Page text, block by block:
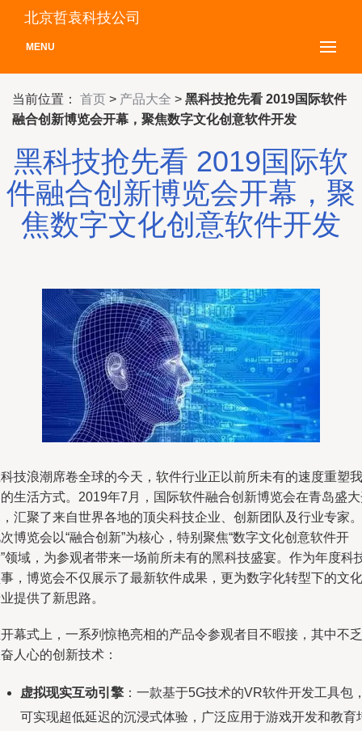
北京哲袁科技公司
MENU
当前位置： 首页 > 产品大全 > 黑科技抢先看 2019国际软件
融合创新博览会开幕，聚焦数字文化创意软件开发
黑科技抢先看 2019国际软
件融合创新博览会开幕，聚
焦数字文化创意软件开发
技浪潮席卷全球的今天，软件行业正以前所未有的速度重塑我
生活方式。2019年7月，国际软件融合创新博览会在青岛盛
汇聚了来自世界各地的顶尖科技企业、创新团队及行业专家。
博览会以“融合创新”为核心，特别聚焦“数字文化创意软件开
领域，为参观者带来一场前所未有的黑科技盛宴。作为年度科
，博览会不仅展示了最新软件成果，更为数字化转型下的文化
提供了新思路。
幕式上，一系列惊艳亮相的产品令参观者目不暇接，其中不乏
人心的创新技术：
虚拟现实互动引擎 ：一款基于5G技术的VR软件开发工具包
可实现超低延迟的沉浸式体验，广泛应用于游戏开发和教育